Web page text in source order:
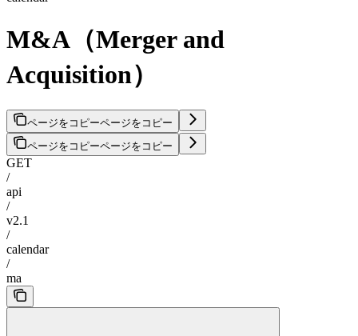
M&A（Merger and
Acquisition）
ページをコピーページをコピー
ページをコピーページをコピー
GET
/
api
/
v2.1
/
calendar
/
ma